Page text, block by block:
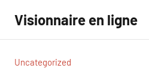
contenu
Visionnaire en ligne
Uncategorized